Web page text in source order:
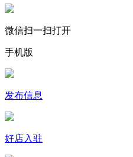
微信扫一扫打开
手机版
发布信息
好店入驻